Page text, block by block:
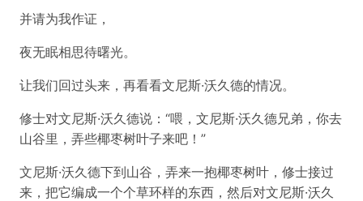
并请为我作证，
夜无眠相思待曙光。
让我们回过头来，再看看文尼斯·沃久德的情况。
修士对文尼斯·沃久德说：“喂，文尼斯·沃久德兄弟，你去
山谷里，弄些椰枣树叶子来吧！”
文尼斯·沃久德下到山谷，弄来一抱椰枣树叶，修士接过
来，把它编成一个个草环样的东西，然后对文尼斯·沃久